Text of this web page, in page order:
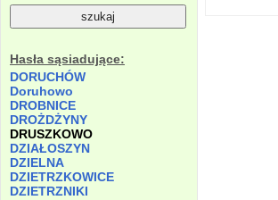
Hasła sąsiadujące:
DORUCHÓW
Doruhowo
DROBNICE
DROŻDŻYNY
DRUSZKOWO
DZIAŁOSZYN
DZIELNA
DZIETRZKOWICE
DZIETRZNIKI